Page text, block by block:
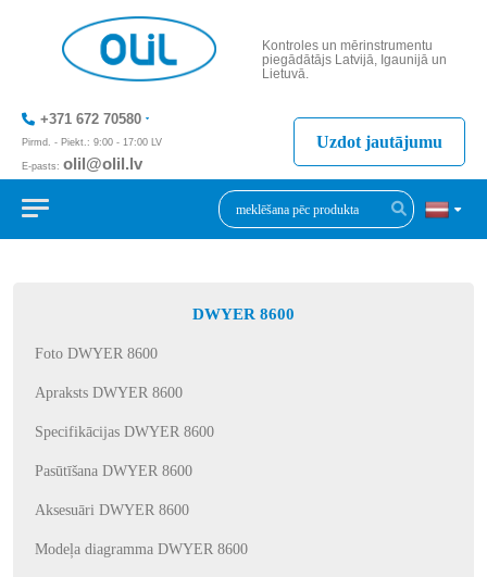
Kontroles un mērinstrumentu
piegādātājs Latvijā, Igaunijā un
Lietuvā.
+371 672 70580
Pirmd. - Piekt.: 9:00 - 17:00 LV
E-pasts: olil@olil.lv
+371 287 11411
Uzdot jautājumu
DWYER 8600
Foto DWYER 8600
Apraksts DWYER 8600
Specifikācijas DWYER 8600
Pasūtīšana DWYER 8600
Aksesuāri DWYER 8600
Modeļa diagramma DWYER 8600